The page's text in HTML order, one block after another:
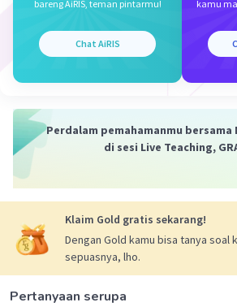
Teks persuasi adalah teks yang di
ajakan atau bujukan. Teks persuasi
ditujukan pada pembaca
2. Mengandung kalimat-kalimat
Beri Rating
bareng AiRIS, teman pintarmu!
Chat AiRIS
kamu
Perdalam pemahamanmu bersama
di sesi Live Teaching,
Klaim Gold gratis sekarang!
Dengan Gold kamu bisa tanya soal
sepuasnya, lho.
Pertanyaan serupa